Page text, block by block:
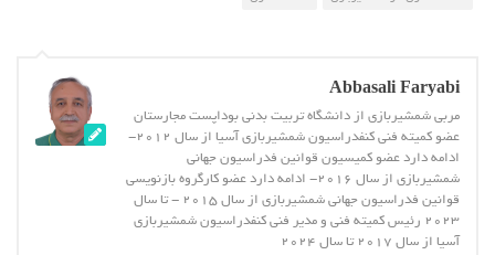
Abbasali Faryabi
مربی شمشیربازی از دانشگاه تربیت بدنی بوداپست مجارستان
عضو کمیته فنی کنفدراسیون شمشیربازی آسیا از سال 2012-
ادامه دارد عضو کمیسیون قوانین فدراسیون جهانی
شمشیربازی از سال 2016- ادامه دارد عضو کارگروه بازنویسی
قوانین فدراسیون جهانی شمشیربازی از سال 2015 - تا سال
2023 رئیس کمیته فنی و مدیر فنی کنفدراسیون شمشیربازی
آسیا از سال 2017 تا سال 2024